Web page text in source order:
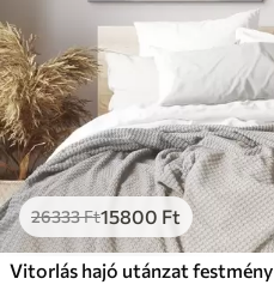
26333Ft15800 Ft
Vitorlás hajó utánzat festmény